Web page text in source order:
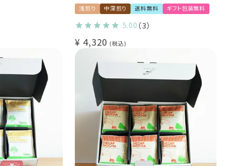
浅煎り 中深煎り 送料無料 ギフト包装無料
5.00 （3）
¥ 4,320 税込